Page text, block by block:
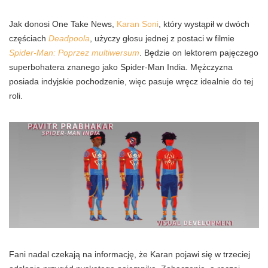
Jak donosi One Take News, Karan Soni , który wystąpił w dwóch
częściach Deadpoola , użyczy głosu jednej z postaci w filmie
Spider-Man: Poprzez multiwersum . Będzie on lektorem pajęczego
superbohatera znanego jako Spider-Man India. Mężczyzna
posiada indyjskie pochodzenie, więc pasuje wręcz idealnie do tej
roli.
Fani nadal czekają na informację, że Karan pojawi się w trzeciej